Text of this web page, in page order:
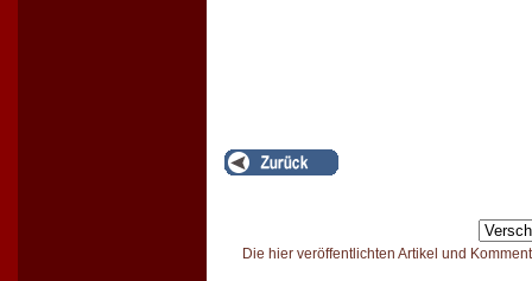
Die hier veröffentlichten Artikel und